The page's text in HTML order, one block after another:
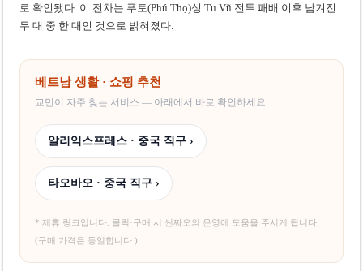
로 확인됐다. 이 전차는 푸토(Phú Thọ)성 Tu Vũ 전투 패배 이후 남겨진
두 대 중 한 대인 것으로 밝혀졌다.
베트남 생활 · 쇼핑 추천
교민이 자주 찾는 서비스 — 아래에서 바로 확인하세요
알리익스프레스 · 중국 직구 ›
타오바오 · 중국 직구 ›
* 제휴 링크입니다. 클릭·구매 시 씬짜오의 운영에 도움을 주시게 됩니다.
(구매 가격은 동일합니다.)